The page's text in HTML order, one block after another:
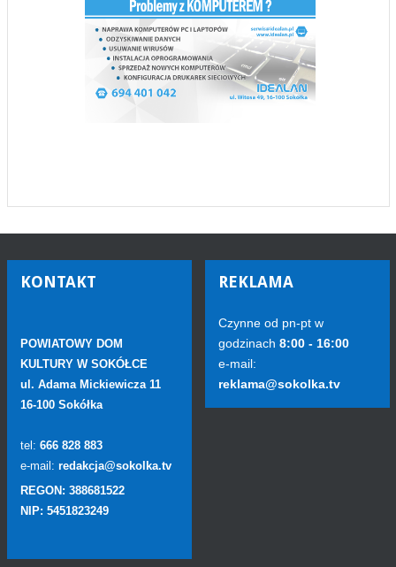
KONTAKT
POWIATOWY DOM
KULTURY W SOKÓŁCE
ul. Adama Mickiewicza 11
16-100 Sokółka
tel: 666 828 883
e-mail: redakcja@sokolka.tv
REGON: 388681522
NIP: 5451823249
REKLAMA
Czynne od pn-pt w
godzinach 8:00 - 16:00
e-mail:
reklama@sokolka.tv